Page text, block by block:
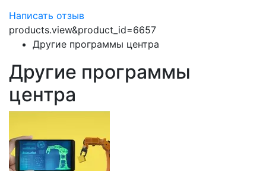
Написать отзыв
products.view&product_id=6657
Другие программы центра
Другие программы
центра